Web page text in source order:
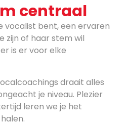
centraal
vocalist bent, een ervaren
zijn of haar stem wil
is er voor elke
draait alles
je niveau. Plezier
leren we je het